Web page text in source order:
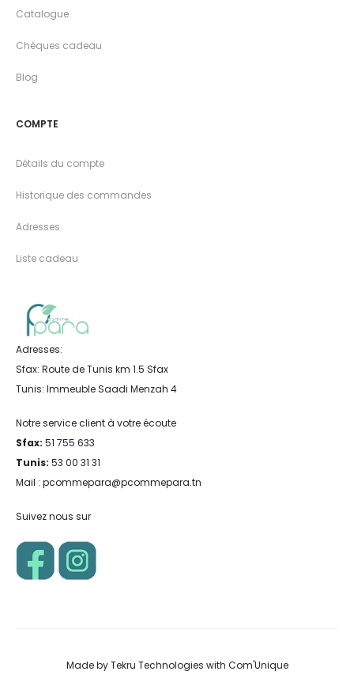
Catalogue
Chèques cadeau
Blog
COMPTE
Détails du compte
Historique des commandes
Adresses
Liste cadeau
Adresses:
Sfax: Route de Tunis km 1.5 Sfax
Tunis: Immeuble Saadi Menzah 4
Notre service client à votre écoute
Sfax: 51 755 633
Tunis: 53 00 31 31
Mail : pcommepara@pcommepara.tn
Suivez nous sur
Made byTekru Technologies with Com'Unique